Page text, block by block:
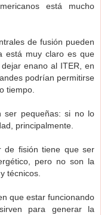
está mucho
de fusión pueden
está muy claro es que
enano al ITER, en
podrían permitirse
tiempo.
ser pequeñas: si no lo
principalmente.
de fisión tiene que ser
pero no son la
técnicos.
que estar funcionando
para generar la